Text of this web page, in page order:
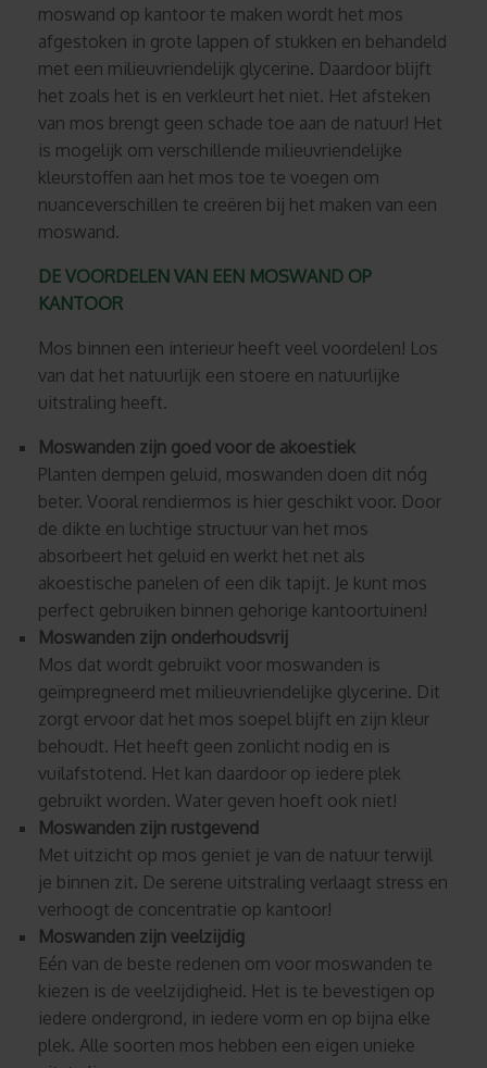
moswand op kantoor te maken wordt het mos
afgestoken in grote lappen of stukken en behandeld
met een milieuvriendelijk glycerine. Daardoor blijft
het zoals het is en verkleurt het niet. Het afsteken
van mos brengt geen schade toe aan de natuur! Het
is mogelijk om verschillende milieuvriendelijke
kleurstoffen aan het mos toe te voegen om
nuanceverschillen te creëren bij het maken van een
moswand.
DE VOORDELEN VAN EEN MOSWAND OP
KANTOOR
Mos binnen een interieur heeft veel voordelen! Los
van dat het natuurlijk een stoere en natuurlijke
uitstraling heeft.
Moswanden zijn goed voor de akoestiek
Planten dempen geluid, moswanden doen dit nóg
beter. Vooral rendiermos is hier geschikt voor. Door
de dikte en luchtige structuur van het mos
absorbeert het geluid en werkt het net als
akoestische panelen of een dik tapijt. Je kunt mos
perfect gebruiken binnen gehorige kantoortuinen!
Moswanden zijn onderhoudsvrij
Mos dat wordt gebruikt voor moswanden is
geïmpregneerd met milieuvriendelijke glycerine. Dit
zorgt ervoor dat het mos soepel blijft en zijn kleur
behoudt. Het heeft geen zonlicht nodig en is
vuilafstotend. Het kan daardoor op iedere plek
gebruikt worden. Water geven hoeft ook niet!
Moswanden zijn rustgevend
Met uitzicht op mos geniet je van de natuur terwijl
je binnen zit. De serene uitstraling verlaagt stress en
verhoogt de concentratie op kantoor!
Moswanden zijn veelzijdig
Eén van de beste redenen om voor moswanden te
kiezen is de veelzijdigheid. Het is te bevestigen op
iedere ondergrond, in iedere vorm en op bijna elke
plek. Alle soorten mos hebben een eigen unieke